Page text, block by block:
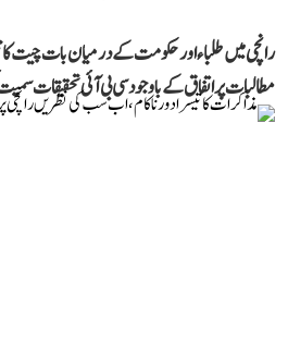
رانچی میں طلباء اور حکومت کے درمیان بات چیت کا
مطالبات پر اتفاق کے باوجود سی بی آئی تحقیقات